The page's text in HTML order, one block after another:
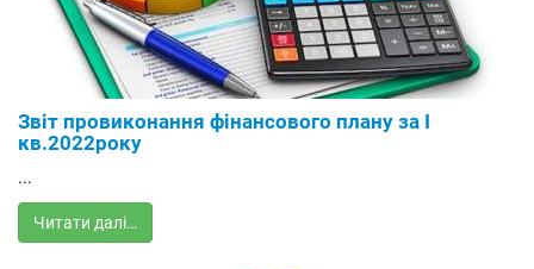
Звіт провиконання фінансового плану за I
кв.2022року
...
Читати далі…